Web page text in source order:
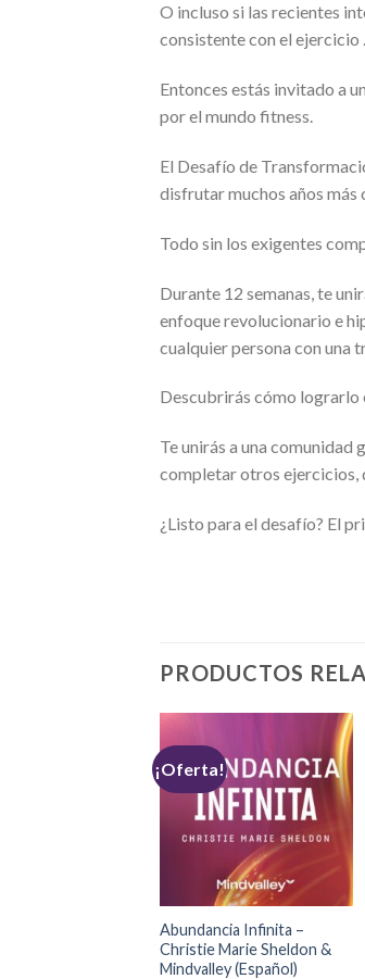
O incluso si las recientes
consistente con el ejercicio
Entonces estás invitado a
por el mundo fitness.
El Desafío de
disfrutar muchos años más
Todo sin los exigentes
Durante 12 semanas, te
enfoque revolucionario e
cualquier persona con una
Descubrirás cómo lograrlo
Te unirás a una comunidad
completar otros ejercicios,
¿Listo para el desafío? El
PRODUCTOS
¡Oferta!
Abundancia Infinita –
Christie Marie Sheldon &
Mindvalley (Español)